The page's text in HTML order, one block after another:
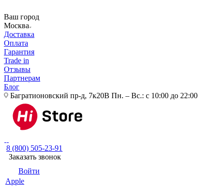
Ваш город
Москва
Доставка
Оплата
Гарантия
Trade in
Отзывы
Партнерам
Блог
Багратионовский пр-д, 7к20В Пн. – Вс.: с 10:00 до 22:00
8 (800) 505-23-91
Заказать звонок
Войти
Apple